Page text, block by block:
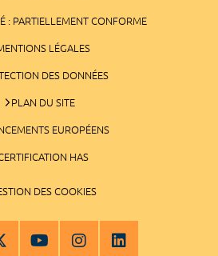
: PARTIELLEMENT CONFORME
LÉGALES
DES DONNÉES
PLAN DU SITE
EUROPÉENS
HAS
DES COOKIES